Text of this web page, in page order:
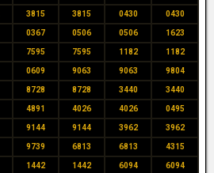
3815 3815 0430 0430
0367 0506 0506 1623
7595 7595 1182 1182
0609 9063 9063 9804
8728 8728 3440 3440
4891 4026 4026 0495
9144 9144 3962 3962
9739 6813 6813 4315
1442 1442 6094 6094